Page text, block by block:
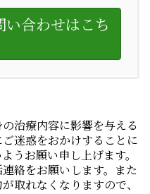
合わせはこち
治療内容に影響を与える
迷惑をおかけすることに
うお願い申し上げます。
絡をお願いします。また
取れなくなりますので、